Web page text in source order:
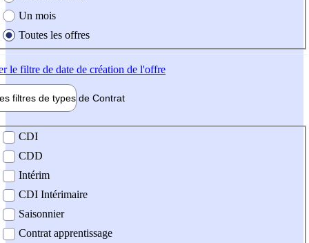
Un mois
Toutes les offres
le filtre de date de création de l'offre
filtres de types de Contrat
contrat
CDI
CDD
Intérim
CDI Intérimaire
Saisonnier
Contrat apprentissage